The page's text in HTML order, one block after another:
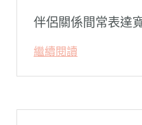
伴侶關係間常表達
繼續閱讀